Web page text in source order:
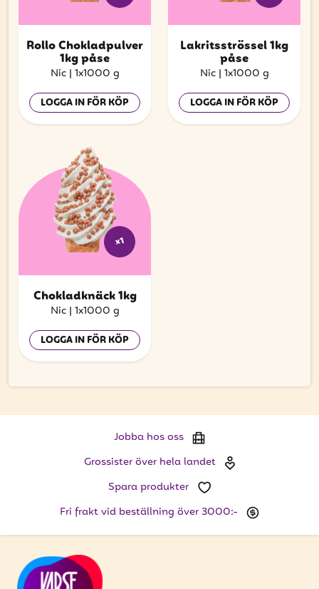
Rollo Chokladpulver
1kg påse
Nic | 1x1000 g
LOGGA IN FÖR KÖP
Lakritsströssel 1kg
påse
Nic | 1x1000 g
LOGGA IN FÖR KÖP
x1
Chokladknäck 1kg
Nic | 1x1000 g
LOGGA IN FÖR KÖP
Jobba hos oss
Grossister över hela landet
Spara produkter
Fri frakt vid beställning över 3000:-